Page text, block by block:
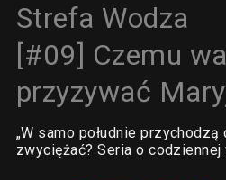
Strefa Wodza
[#09] Czemu
przyzywać
„W samo południe przychodzą
zwyciężać? Seria o codziennej